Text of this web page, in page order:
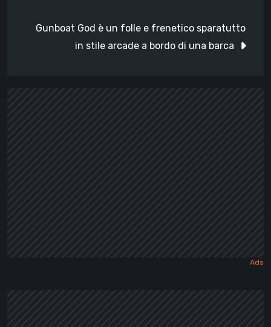
Gunboat God è un folle e frenetico sparatutto
in stile arcade a bordo di una barca